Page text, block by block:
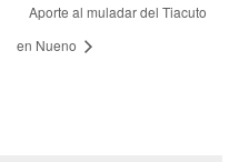
Aporte al muladar del Tiacuto
en Nueno